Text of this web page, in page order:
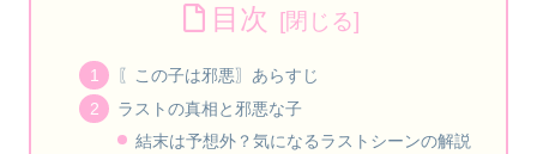
目次
〖この子は邪悪〗あらすじ
ラストの真相と邪悪な子
結末は予想外？気になるラストシーンの解説